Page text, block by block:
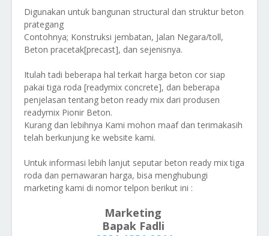
Digunakan untuk bangunan structural dan struktur beton
prategang
Contohnya; Konstruksi jembatan, Jalan Negara/toll,
Beton pracetak[precast], dan sejenisnya.
Itulah tadi beberapa hal terkait harga beton cor siap
pakai tiga roda [readymix concrete], dan beberapa
penjelasan tentang beton ready mix dari produsen
readymix Pionir Beton.
Kurang dan lebihnya Kami mohon maaf dan terimakasih
telah berkunjung ke website kami.
Untuk informasi lebih lanjut seputar beton ready mix tiga
roda dan pernawaran harga, bisa menghubungi
marketing kami di nomor telpon berikut ini :
Marketing
Bapak Fadli